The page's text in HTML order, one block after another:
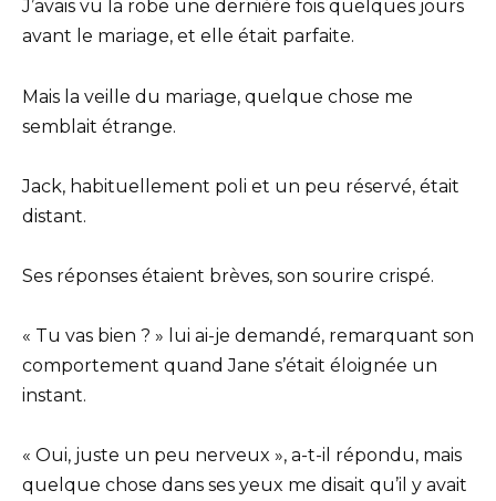
J’avais vu la robe une dernière fois quelques jours
avant le mariage, et elle était parfaite.
Mais la veille du mariage, quelque chose me
semblait étrange.
Jack, habituellement poli et un peu réservé, était
distant.
Ses réponses étaient brèves, son sourire crispé.
« Tu vas bien ? » lui ai-je demandé, remarquant son
comportement quand Jane s’était éloignée un
instant.
« Oui, juste un peu nerveux », a-t-il répondu, mais
quelque chose dans ses yeux me disait qu’il y avait